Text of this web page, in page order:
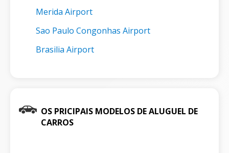
Merida Airport
Sao Paulo Congonhas Airport
Brasilia Airport
OS PRICIPAIS MODELOS DE ALUGUEL DE
CARROS